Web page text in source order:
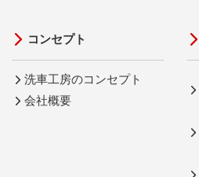
コンセプト
洗車工房のコンセプト
会社概要